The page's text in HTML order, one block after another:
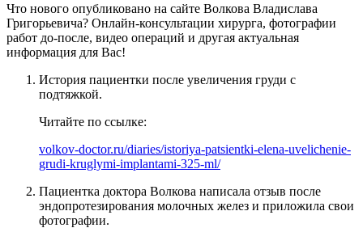
Что нового опубликовано на сайте Волкова Владислава
Григорьевича? Онлайн-консультации хирурга, фотографии
работ до-после, видео операций и другая актуальная
информация для Вас!
История пациентки после увеличения груди с
подтяжкой.
Читайте по ссылке:
volkov-doctor.ru/diaries/istoriya-patsientki-elena-uvelichenie-
grudi-kruglymi-implantami-325-ml/
Пациентка доктора Волкова написала отзыв после
эндопротезирования молочных желез и приложила свои
фотографии.